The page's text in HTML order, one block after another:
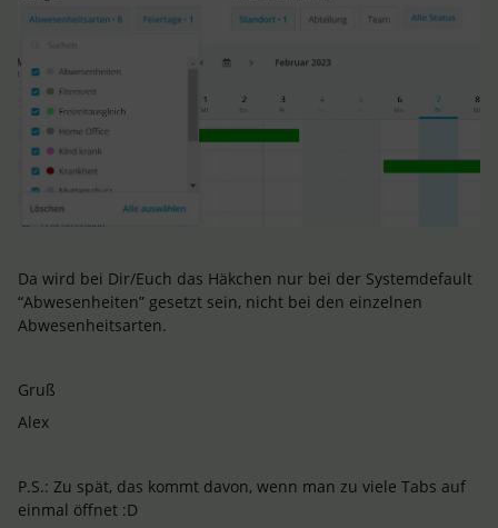
Da wird bei Dir/Euch das Häkchen nur bei der Systemdefault
“Abwesenheiten” gesetzt sein, nicht bei den einzelnen
Abwesenheitsarten.
Gruß
Alex
P.S.: Zu spät, das kommt davon, wenn man zu viele Tabs auf
einmal öffnet :D